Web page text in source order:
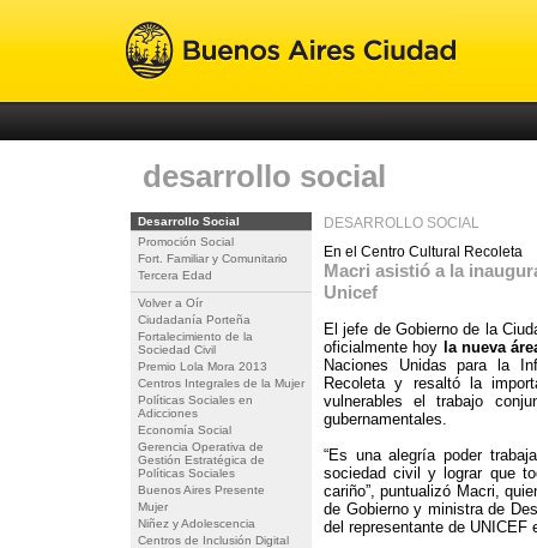
desarrollo social
Desarrollo Social
Promoción Social
Fort. Familiar y Comunitario
Tercera Edad
Volver a Oír
Ciudadanía Porteña
Fortalecimiento de la
Sociedad Civil
Premio Lola Mora 2013
Centros Integrales de la Mujer
Políticas Sociales en
Adicciones
Economía Social
Gerencia Operativa de
Gestión Estratégica de
Políticas Sociales
Buenos Aires Presente
Mujer
Niñez y Adolescencia
Centros de Inclusión Digital
DESARROLLO SOCIAL
En el Centro Cultural Recoleta
Macri asistió a la
Unicef
El jefe de Gobierno de la
oficialmente hoy la nueva
Naciones Unidas para la
Recoleta y resaltó la
vulnerables el trabajo
gubernamentales.
“Es una alegría poder
sociedad civil y lograr que
cariño”, puntualizó Macri,
de Gobierno y ministra de
del representante de UNICEF